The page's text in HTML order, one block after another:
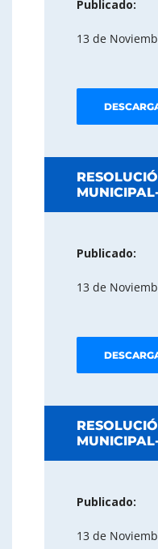
Publicado:
13 de
Publicado:
13 de
Publicado:
13 de